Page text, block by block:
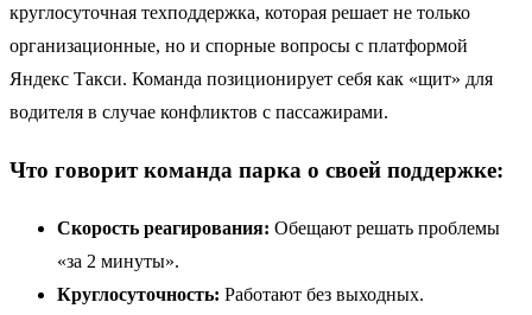
круглосуточная техподдержка, которая решает не только
организационные, но и спорные вопросы с платформой
Яндекс Такси. Команда позиционирует себя как «щит» для
водителя в случае конфликтов с пассажирами.
Что говорит команда парка о своей поддержке:
Скорость реагирования: Обещают решать проблемы
«за 2 минуты».
Круглосуточность: Работают без выходных.